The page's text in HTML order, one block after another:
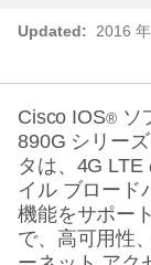
Updated:
2016
Cisco IOS® ソ
890G シリーズ
タは、 4G LTE
イル ブロード
機能をサポー
で、高可用性